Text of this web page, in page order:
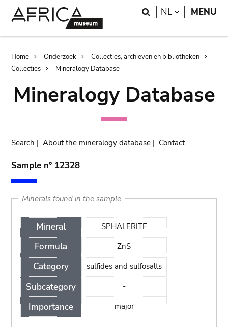
Search
NL LANGUAGE
MENU
Breadcrumb
Home Onderzoek
Collecties, archieven en bibliotheken
Collecties
Mineralogy Database
Mineralogy Database
Search |About the mineralogy database | Contact
Sample n° 12328
Minerals found in the sample
Mineral
Formula
Category
Subcategory
Importance
SPHALERITE
ZnS
sulfides and sulfosalts
-
major